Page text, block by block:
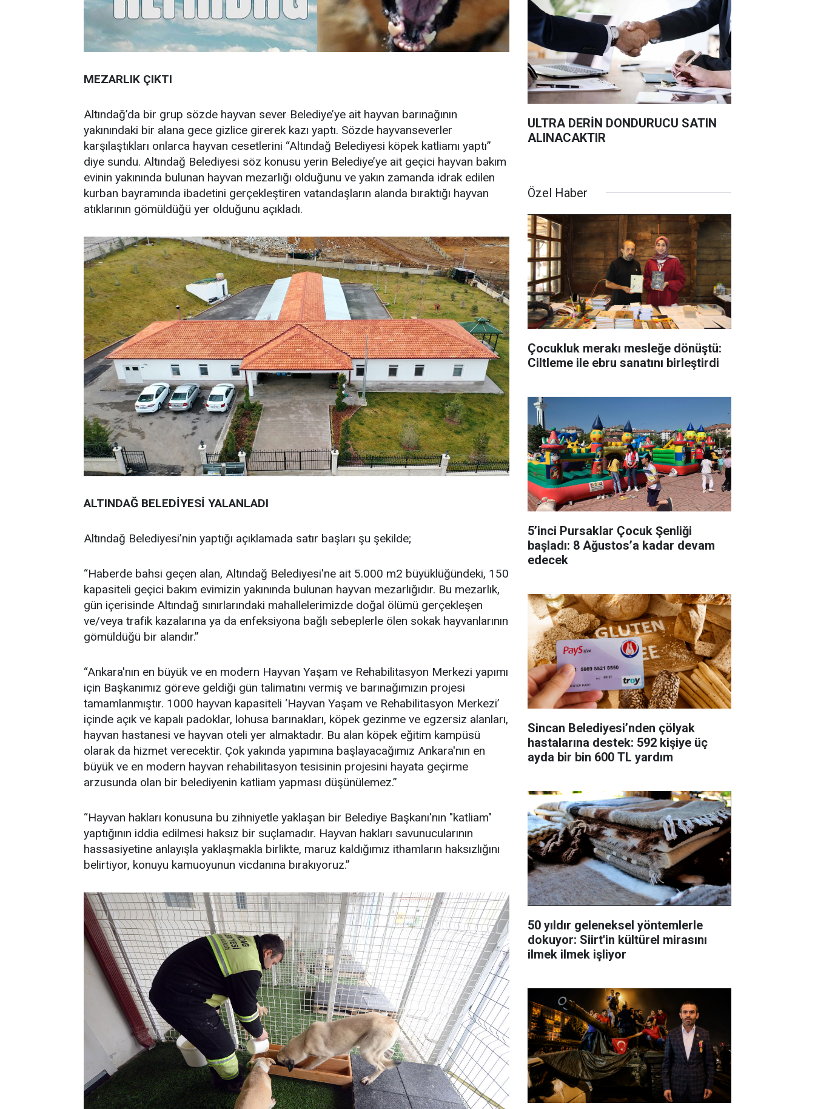
MEZARLIK ÇIKTI
Altındağ’da bir grup sözde hayvan sever Belediye’ye ait hayvan barınağının
yakınındaki bir alana gece gizlice girerek kazı yaptı. Sözde hayvanseverler
karşılaştıkları onlarca hayvan cesetlerini “Altındağ Belediyesi köpek katliamı yaptı”
diye sundu. Altındağ Belediyesi söz konusu yerin Belediye’ye ait geçici hayvan bakım
evinin yakınında bulunan hayvan mezarlığı olduğunu ve yakın zamanda idrak edilen
kurban bayramında ibadetini gerçekleştiren vatandaşların alanda bıraktığı hayvan
atıklarının gömüldüğü yer olduğunu açıkladı.
ALTINDAĞ BELEDİYESİ YALANLADI
Altındağ Belediyesi’nin yaptığı açıklamada satır başları şu şekilde;
“Haberde bahsi geçen alan, Altındağ Belediyesi'ne ait 5.000 m2 büyüklüğündeki, 150
kapasiteli geçici bakım evimizin yakınında bulunan hayvan mezarlığıdır. Bu mezarlık,
gün içerisinde Altındağ sınırlarındaki mahallelerimizde doğal ölümü gerçekleşen
ve/veya trafik kazalarına ya da enfeksiyona bağlı sebeplerle ölen sokak hayvanlarının
gömüldüğü bir alandır.”
“Ankara'nın en büyük ve en modern Hayvan Yaşam ve Rehabilitasyon Merkezi yapımı
için Başkanımız göreve geldiği gün talimatını vermiş ve barınağımızın projesi
tamamlanmıştır. 1000 hayvan kapasiteli ‘Hayvan Yaşam ve Rehabilitasyon Merkezi’
içinde açık ve kapalı padoklar, lohusa barınakları, köpek gezinme ve egzersiz alanları,
hayvan hastanesi ve hayvan oteli yer almaktadır. Bu alan köpek eğitim kampüsü
olarak da hizmet verecektir. Çok yakında yapımına başlayacağımız Ankara'nın en
büyük ve en modern hayvan rehabilitasyon tesisinin projesini hayata geçirme
arzusunda olan bir belediyenin katliam yapması düşünülemez.”
“Hayvan hakları konusuna bu zihniyetle yaklaşan bir Belediye Başkanı'nın "katliam"
yaptığının iddia edilmesi haksız bir suçlamadır. Hayvan hakları savunucularının
hassasiyetine anlayışla yaklaşmakla birlikte, maruz kaldığımız ithamların haksızlığını
belirtiyor, konuyu kamuoyunun vicdanına bırakıyoruz.”
ULTRA DERİN DONDURUCU SATIN
ALINACAKTIR
Özel Haber
Çocukluk merakı mesleğe dönüştü:
Ciltleme ile ebru sanatını birleştirdi
5’inci Pursaklar Çocuk Şenliği
başladı: 8 Ağustos’a kadar devam
edecek
Sincan Belediyesi’nden çölyak
hastalarına destek: 592 kişiye üç
ayda bir bin 600 TL yardım
50 yıldır geleneksel yöntemlerle
dokuyor: Siirt'in kültürel mirasını
ilmek ilmek işliyor